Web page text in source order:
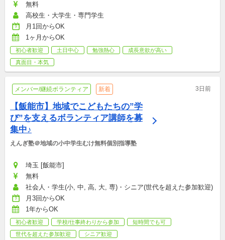
無料
高校生・大学生・専門学生
月1回からOK
1ヶ月からOK
初心者歓迎 土日中心 勉強熱心
成長意欲が高い
真面目・本気
メンバー/継続ボランティア 新着 3日前
【飯能市】地域でこどもたちの”学
び”を支えるボランティア講師を募
集中♪
えんぎ塾＠地域の小中学生むけ無料個別指導塾
埼玉 [飯能市]
無料
社会人・学生(小, 中, 高, 大, 専)・シニア(世代を超えた参加歓迎)
月3回からOK
1年からOK
初心者歓迎 学校/仕事終わりから参加
短時間でも可
世代を超えた参加歓迎
シニア歓迎